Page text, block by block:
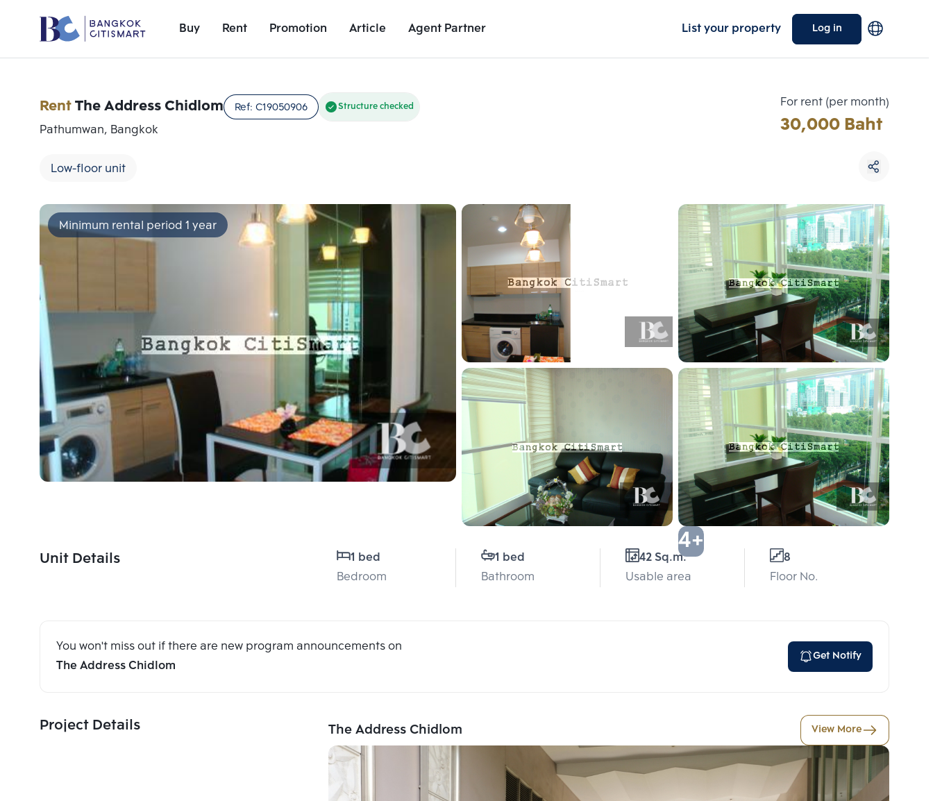
Buy Rent Promotion Article Agent Partner List your property Log in
Unit Details
RentThe Address Chidlom Ref: C19050906 Structure checked
Pathumwan, Bangkok
Low-floor unit
For rent (per month)
30,000 Baht
4+
Minimum rental period 1 year
Unit Details
1 bed
Bedroom
1 bed
Bathroom
42 Sq.m.
Usable area
8
Floor No.
You won't miss out if there are new program announcements on
The Address Chidlom
Get Notify
Project Details The Address Chidlom View More
Add comparative units
Add comparative units
Add comparative units
Choose comparative unit
Maximum 3 units
Compare
Clear all